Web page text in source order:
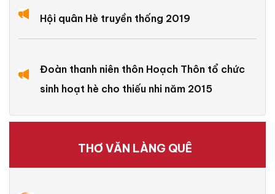
Hội quân Hè truyền thống 2019
Đoàn thanh niên thôn Hoạch Thôn tổ chức
sinh hoạt hè cho thiếu nhi năm 2015
THƠ VĂN LÀNG QUÊ